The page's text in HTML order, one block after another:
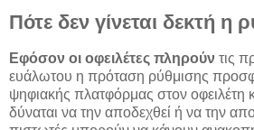
Πότε δεν γίνεται δεκτή η
Εφόσον οι οφειλέτες πληρούν τις
ευάλωτου η πρόταση ρύθμισης
ψηφιακής πλατφόρμας στον οφειλέτη
δύναται να την αποδεχθεί ή να την